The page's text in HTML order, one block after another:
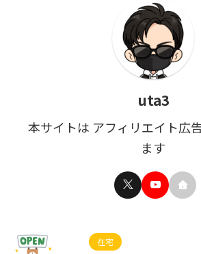
uta3
本サイトは アフィリエイト広
ます
在宅